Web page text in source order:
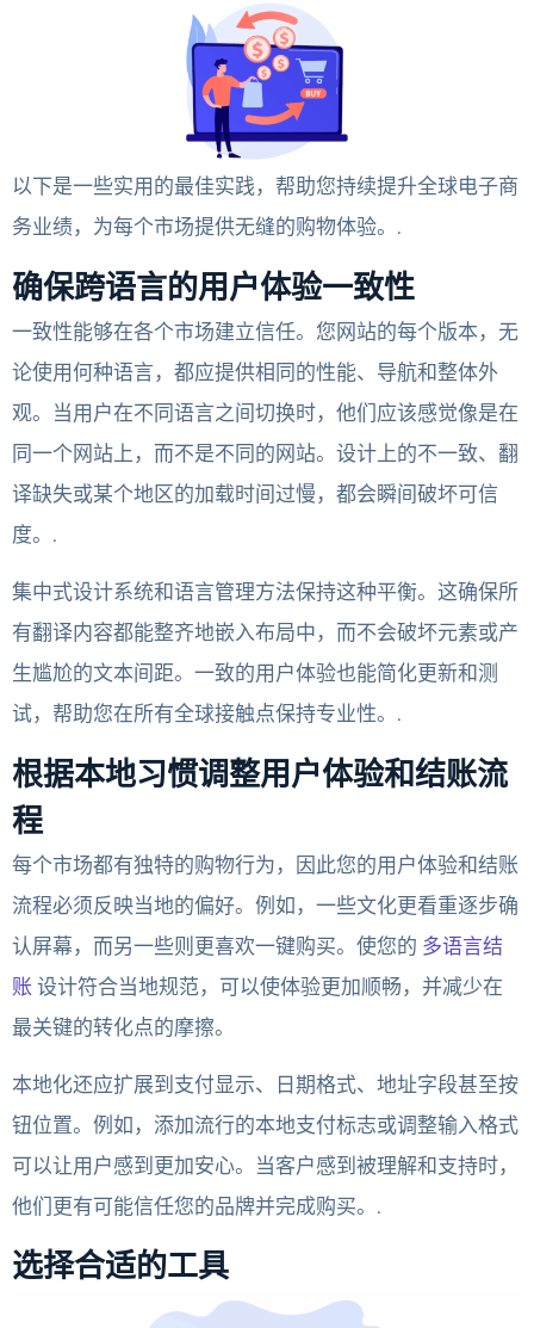
以下是一些实用的最佳实践，帮助您持续提升全球电子商
务业绩，为每个市场提供无缝的购物体验。.
确保跨语言的用户体验一致性
一致性能够在各个市场建立信任。您网站的每个版本，无
论使用何种语言，都应提供相同的性能、导航和整体外
观。当用户在不同语言之间切换时，他们应该感觉像是在
同一个网站上，而不是不同的网站。设计上的不一致、翻
译缺失或某个地区的加载时间过慢，都会瞬间破坏可信
度。.
集中式设计系统和语言管理方法保持这种平衡。这确保所
有翻译内容都能整齐地嵌入布局中，而不会破坏元素或产
生尴尬的文本间距。一致的用户体验也能简化更新和测
试，帮助您在所有全球接触点保持专业性。.
根据本地习惯调整用户体验和结账流
程
每个市场都有独特的购物行为，因此您的用户体验和结账
流程必须反映当地的偏好。例如，一些文化更看重逐步确
认屏幕，而另一些则更喜欢一键购买。使您的 多语言结
账 设计符合当地规范，可以使体验更加顺畅，并减少在
最关键的转化点的摩擦。
本地化还应扩展到支付显示、日期格式、地址字段甚至按
钮位置。例如，添加流行的本地支付标志或调整输入格式
可以让用户感到更加安心。当客户感到被理解和支持时，
他们更有可能信任您的品牌并完成购买。.
选择合适的工具